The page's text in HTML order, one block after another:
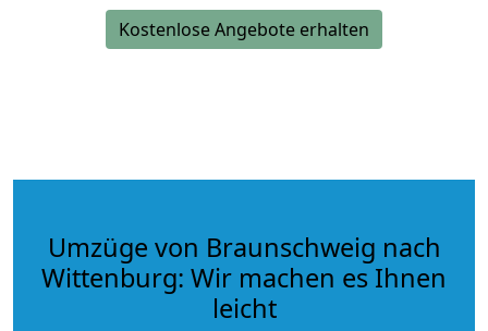
Kostenlose Angebote erhalten
Umzüge von Braunschweig nach
Wittenburg: Wir machen es Ihnen
leicht